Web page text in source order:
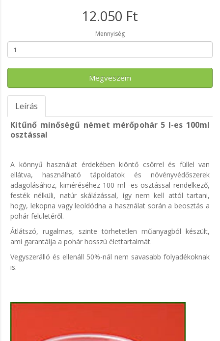
12.050 Ft
Mennyiség
Megveszem
Leírás
Kitűnő minőségű német mérőpohár 5 l-es 100ml
osztással
A könnyű használat érdekében kiöntő csőrrel és füllel van
ellátva, használható tápoldatok és növényvédőszerek
adagolásához, kiméréséhez 100 ml -es osztással rendelkező,
festék nélküli, natúr skálázással, így nem kell attól tartani,
hogy, lekopna vagy leoldódna a használat során a beosztás a
pohár felületéről.
Átlátszó, rugalmas, szinte törhetetlen műanyagból készült,
ami garantálja a pohár hosszú élettartalmát.
Vegyszerálló és ellenáll 50%-nál nem savasabb folyadékoknak
is.